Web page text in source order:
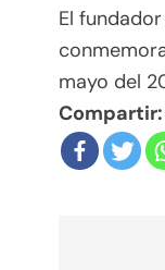
El
mayo del
Compartir: